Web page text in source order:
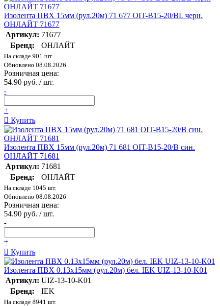
Изолента ПВХ 15мм (рул.20м) 71 677 OIT-B15-20/BL черн.
ОНЛАЙТ 71677
Артикул: 71677
Бренд:
ОНЛАЙТ
На складе 901 шт.
Обновлено 08.08.2026
Розничная цена:
54.90 руб. / шт.
-
+
Купить
Изолента ПВХ 15мм (рул.20м) 71 681 OIT-B15-20/B син.
ОНЛАЙТ 71681
Артикул: 71681
Бренд:
ОНЛАЙТ
На складе 1045 шт.
Обновлено 08.08.2026
Розничная цена:
54.90 руб. / шт.
-
+
Купить
Изолента ПВХ 0.13х15мм (рул.20м) бел. IEK UIZ-13-10-K01
Артикул: UIZ-13-10-K01
Бренд:
IEK
На складе 8941 шт.